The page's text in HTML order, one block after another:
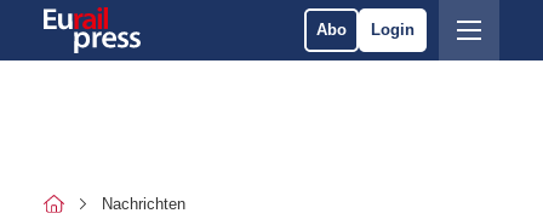
Abo Login
Nachrichten